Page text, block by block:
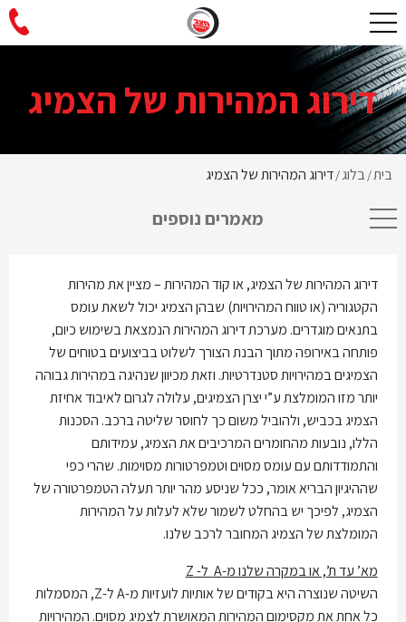
דירוג המהירות של הצמיג
בית/בלוג/דירוג המהירות של הצמיג
מאמרים נוספים
דירוג המהירות של הצמיג, או קוד המהירות – מציין את מהירות
הקטגוריה (או טווח המהירויות) שבהן הצמיג יכול לשאת עומס
בתנאים מוגדרים. מערכת דירוג המהירות הנמצאת בשימוש כיום,
פותחה באירופה מתוך הבנת הצורך לשלוט בביצועים בטוחים של
הצמיגים במהירויות סטנדרטיות. וזאת מכיוון שנהיגה במהירות גבוהה
יותר מזו המומלצת ע”י יצרן הצמיגים, עלולה לגרום לאיבוד אחיזת
הצמיג בכביש, ולהוביל משום כך לחוסר שליטה ברכב. הסכנות
הללו, נובעות מהחומרים המרכיבים את הצמיג, עמידותם
והתמודדותם עם עומס מסוים וטמפרטורות מסוימות. שהרי כפי
שההיגיון הבריא אומר, ככל שניסע מהר יותר תעלה הטמפרטורה של
הצמיג, לפיכך יש בהחלט לשמור שלא לעלות על המהירות
המומלצת של הצמיג המחובר לרכב שלנו.
מא’ עד ת’, או במקרה שלנו מ-A ל-Z
השיטה שנוצרה היא בקודים של אותיות לועזיות מ-A ל-Z, המסמלות
כל אחת את מקסימום המהירות המאושרת לצמיג מסוים. המהירויות